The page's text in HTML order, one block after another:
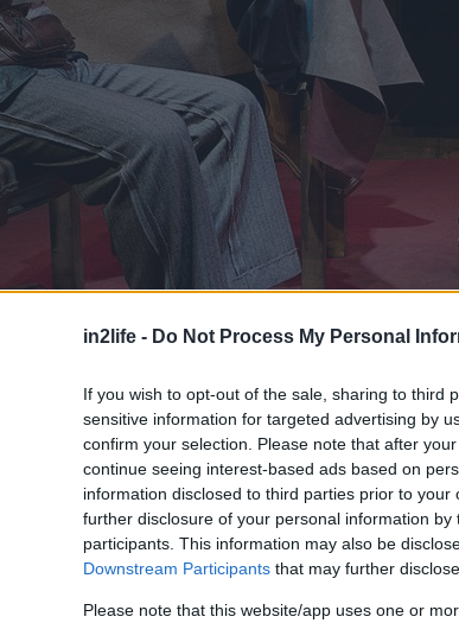
in2life - Do Not Process My Personal
If you wish to opt-out of the sale, sharing to third
sensitive information for targeted advertising by
confirm your selection. Please note that after
continue seeing interest-based ads based on
information disclosed to third parties prior to
further disclosure of your personal information by
participants. This information may also be
Downstream Participants that may further
Please note that this website/app uses one or